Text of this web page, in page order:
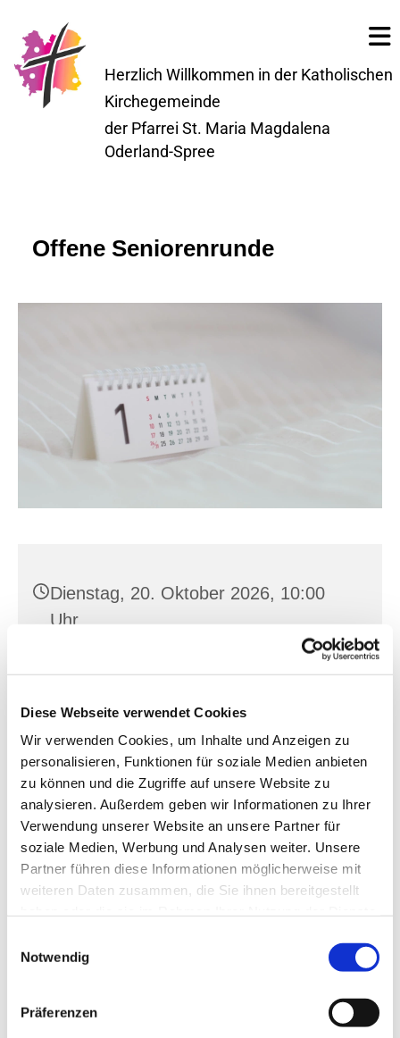
Diese Webseite verwendet Cookies
Wir verwenden Cookies, um Inhalte und Anzeigen zu
personalisieren, Funktionen für soziale Medien anbieten
zu können und die Zugriffe auf unsere Website zu
analysieren. Außerdem geben wir Informationen zu Ihrer
Verwendung unserer Website an unsere Partner für
soziale Medien, Werbung und Analysen weiter. Unsere
Partner führen diese Informationen möglicherweise mit
weiteren Daten zusammen, die Sie ihnen bereitgestellt
Notwendig
Präferenzen
Herzlich Willkommen in der Katholischen
Kirchegemeinde
der Pfarrei St. Maria Magdalena
Oderland-Spree
Offene Seniorenrunde
Dienstag, 20. Oktober 2026, 10:00
Uhr